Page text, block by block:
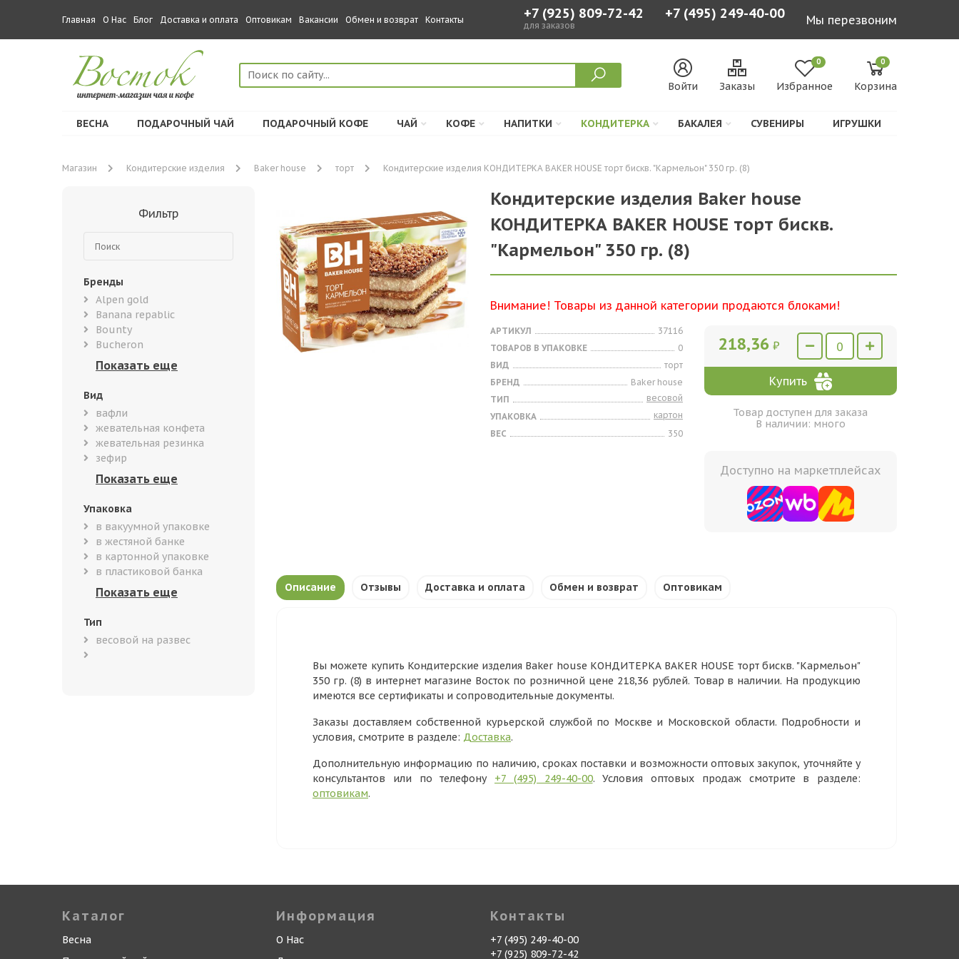
Главная О Нас Блог Доставка и оплата Оптовикам Вакансии Обмен и возврат Контакты +7 (925) 809-72-42
для заказов
+7 (495) 249-40-00 Мы перезвоним
Войти Заказы
0
Избранное
0
Корзина
ВЕСНА ПОДАРОЧНЫЙ ЧАЙ ПОДАРОЧНЫЙ КОФЕ ЧАЙ КОФЕ НАПИТКИ КОНДИТЕРКА БАКАЛЕЯ СУВЕНИРЫ ИГРУШКИ
Магазин Кондитерские изделия Baker house торт Кондитерские изделия КОНДИТЕРКА BAKER HOUSE торт бискв. "Кармельон" 350 гр. (8)
Фильтр
Бренды
Alpen gold
Banana repablic
Bounty
Bucheron
Вид
вафли
жевательная конфета
жевательная резинка
зефир
Упаковка
в вакуумной упаковке
в жестяной банке
в картонной упаковке
в пластиковой банка
Тип
весовой на развес
Кондитерские изделия Baker house
КОНДИТЕРКА BAKER HOUSE торт бискв.
"Кармельон" 350 гр. (8)
Внимание! Товары из данной категории продаются блоками!
АРТИКУЛ
37116
ТОВАРОВ В УПАКОВКЕ
0
ВИД
торт
БРЕНД
Baker house
ТИП
весовой
УПАКОВКА
картон
ВЕС
350
218,36 ₽
Купить
Товар доступен для заказа
В наличии: много
Доступно на маркетплейсах
Описание Отзывы Доставка и оплата Обмен и возврат Оптовикам
Вы можете купить Кондитерские изделия Baker house КОНДИТЕРКА BAKER HOUSE торт бискв. "Кармельон"
350 гр. (8) в интернет магазине Восток по розничной цене 218,36 рублей. Товар в наличии. На продукцию
имеются все сертификаты и сопроводительные документы.
Заказы доставляем собственной курьерской службой по Москве и Московской области. Подробности и
условия, смотрите в разделе: Доставка.
Дополнительную информацию по наличию, сроках поставки и возможности оптовых закупок, уточняйте у
консультантов или по телефону +7 (495) 249-40-00. Условия оптовых продаж смотрите в разделе:
оптовикам.
Каталог
Весна
Информация
О Нас
Контакты
+7 (495) 249-40-00
+7 (925) 809-72-42